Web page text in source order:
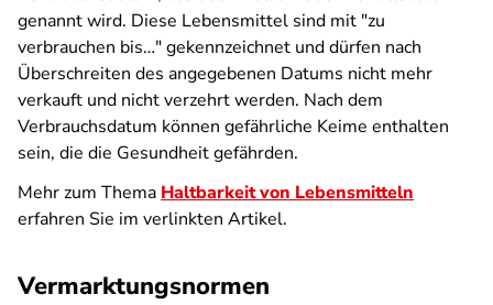
genannt wird. Diese Lebensmittel sind mit "zu
verbrauchen bis…" gekennzeichnet und dürfen nach
Überschreiten des angegebenen Datums nicht mehr
verkauft und nicht verzehrt werden. Nach dem
Verbrauchsdatum können gefährliche Keime enthalten
sein, die die Gesundheit gefährden.
Mehr zum Thema Haltbarkeit von Lebensmitteln
erfahren Sie im verlinkten Artikel.
Vermarktungsnormen